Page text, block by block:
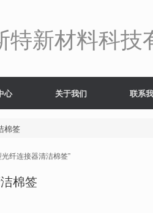
特新材料科技
心 关于我们 联系
棉签
纤连接器清洁棉签”
棉签